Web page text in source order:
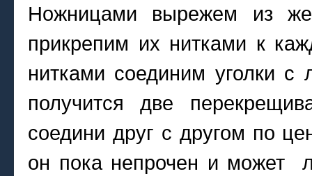
Ножницами вырежем из
прикрепим их нитками к
нитками соединим уголки
получится две
соедини друг с другом по
он пока непрочен и может